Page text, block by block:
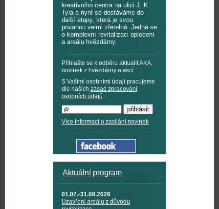
kreativního centra na ulici J. K.
Tyla a nyní se dostáváme do
další etapy, která je svou
povahou velmi zřetelná. Jedná se
o komplexní revitalizaci oplocení
a areálu hvězdárny.
Přihlašte se k odběru aktualit AKA,
novinek z hvězdárny a akcí:
S Vašimi osobními údaji pracujeme
dle našich zásad zpracování
osobních údajů.
Více informací o zasílání novinek
Aktuální program
01.07.-31.08.2026
Uzavření areálu z důvodu